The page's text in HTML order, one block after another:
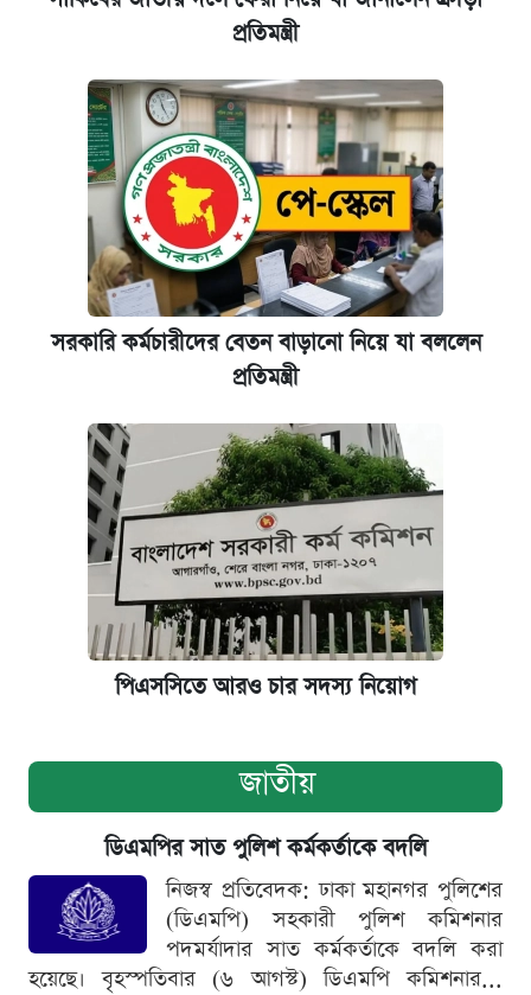
প্রতিমন্ত্রী
সরকারি কর্মচারীদের বেতন বাড়ানো নিয়ে যা বললেন
প্রতিমন্ত্রী
পিএসসিতে আরও চার সদস্য নিয়োগ
জাতীয়
ডিএমপির সাত পুলিশ কর্মকর্তাকে বদলি
নিজস্ব প্রতিবেদক: ঢাকা মহানগর পুলিশের
(ডিএমপি) সহকারী পুলিশ কমিশনার
পদমর্যাদার সাত কর্মকর্তাকে বদলি করা
হয়েছে। বৃহস্পতিবার (৬ আগস্ট) ডিএমপি কমিশনার...